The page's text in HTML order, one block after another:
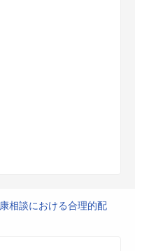
相談における合理的配